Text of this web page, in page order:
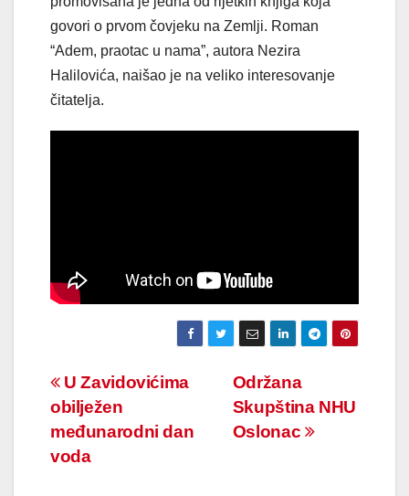
govori o prvom čovjeku na Zemlji. Roman
“Adem, praotac u nama”, autora Nezira
Halilovića, naišao je na veliko interesovanje
čitatelja.
Navigacija
članaka
Održana
Skupština NHU
Oslonac
U Zavidovićima
obilježen
međunarodni dan
voda